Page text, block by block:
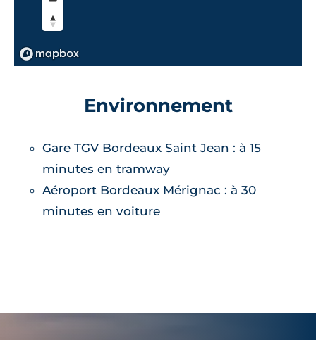
Environnement
Gare TGV Bordeaux Saint Jean : à 15
minutes en tramway
Aéroport Bordeaux Mérignac : à 30
minutes en voiture